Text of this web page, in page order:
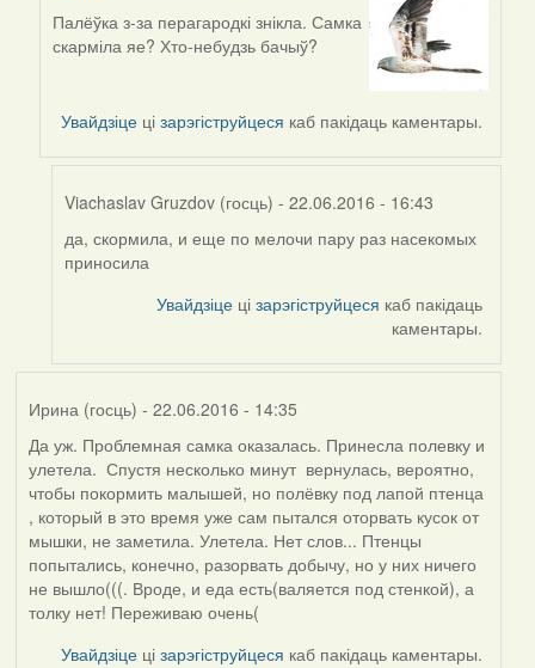
In
reply
Harrier
Палёўка з-за перагародкі знікла. Самка
скарміла яе? Хто-небудзь бачыў?
Увайдзіце цізарэгіструйцеся каб пакідаць каментары.
Viachaslav Gruzdov (госць) - 22.06.2016 - 16:43
In
reply
да, скормила, и еще по мелочи пару раз насекомых
приносила
Увайдзіце цізарэгіструйцеся каб пакідаць
каментары.
Ирина (госць) - 22.06.2016 - 14:35
Да уж. Проблемная самка оказалась. Принесла полевку и
улетела. Спустя несколько минут вернулась, вероятно,
чтобы покормить малышей, но полёвку под лапой птенца
, который в это время уже сам пытался оторвать кусок от
мышки, не заметила. Улетела. Нет слов... Птенцы
попытались, конечно, разорвать добычу, но у них ничего
не вышло(((. Вроде, и еда есть(валяется под стенкой), а
толку нет! Переживаю очень(
Увайдзіце цізарэгіструйцеся каб пакідаць каментары.